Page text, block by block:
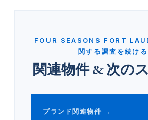
FOUR SEASONS FORT
関する調査を続ける
関連物件 & 次の
ブランド関連物件 →